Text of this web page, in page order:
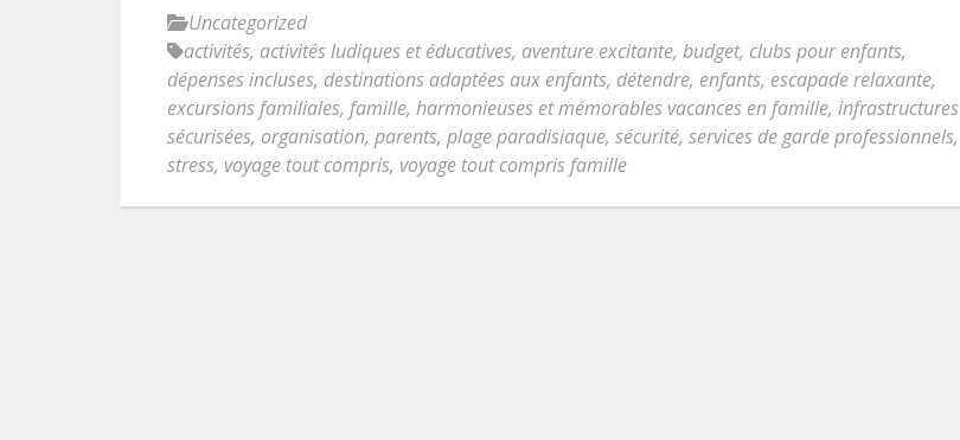
Uncategorized
activités, activités ludiques et éducatives, aventure excitante, budget, clubs pour enfants,
dépenses incluses, destinations adaptées aux enfants, détendre, enfants, escapade relaxante,
excursions familiales, famille, harmonieuses et mémorables vacances en famille, infrastructures
sécurisées, organisation, parents, plage paradisiaque, sécurité, services de garde professionnels,
stress, voyage tout compris, voyage tout compris famille